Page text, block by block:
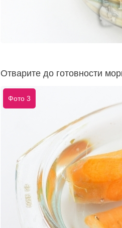
Отварите до готовности
Фото 3